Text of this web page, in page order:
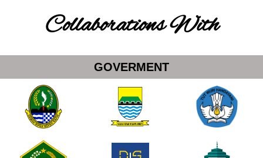
Collaborations With
GOVERMENT